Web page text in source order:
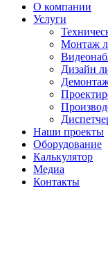
О компании
Услуги
Монтаж
Дизайн
Наши проекты
Оборудование
Калькулятор
Медиа
Контакты